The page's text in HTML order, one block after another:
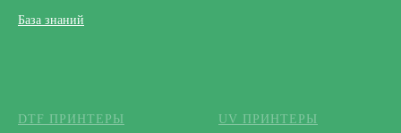
База знаний
DTF ПРИНТЕРЫ UV ПРИНТЕРЫ